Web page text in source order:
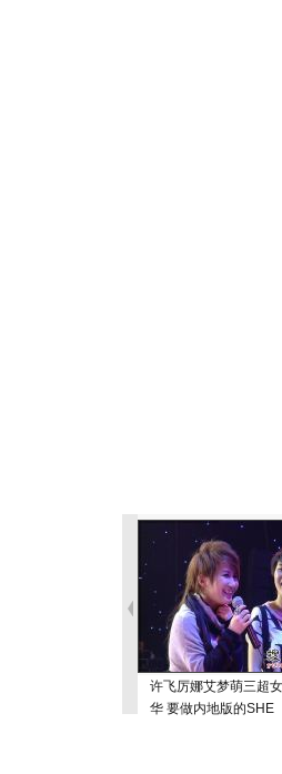
许飞厉娜艾梦萌三超
华 要做内地版的SHE